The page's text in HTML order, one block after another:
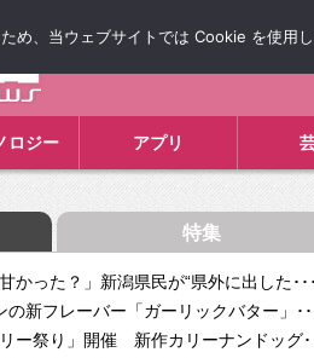
ロジー アプリ
特集
かった？」新潟県民が“県外に出した･･･
新フレーバー「ガーリックバター」･･
ー祭り」開催 新作カリーナンドッグ･
め、当ウェブサイトでは Cookie を使用